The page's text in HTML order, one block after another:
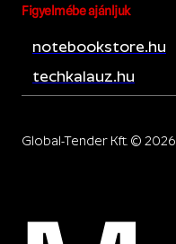
Figyelmébe ajánljuk
notebookstore.hu
techkalauz.hu
Global-Tender Kft. ©